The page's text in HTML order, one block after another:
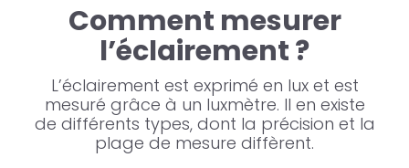
Comment mesurer
l’éclairement ?
L’éclairement est exprimé en lux et est
mesuré grâce à un luxmètre. Il en existe
de différents types, dont la précision et la
plage de mesure diffèrent.